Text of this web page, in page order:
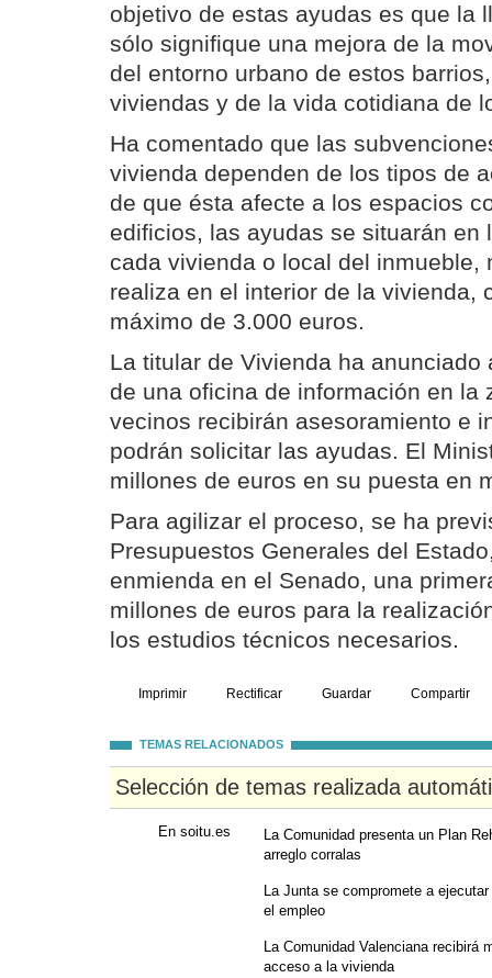
objetivo de estas ayudas es que la
sólo signifique una mejora de la
del entorno urbano de estos
viviendas y de la vida cotidiana de
Ha comentado que las
vivienda dependen de los tipos de
de que ésta afecte a los espacios
edificios, las ayudas se situarán en
cada vivienda o local del inmueble,
realiza en el interior de la vivienda,
máximo de 3.000 euros.
La titular de Vivienda ha anunciado
de una oficina de información en la
vecinos recibirán asesoramiento e
podrán solicitar las ayudas. El
millones de euros en su puesta en
Para agilizar el proceso, se ha
Presupuestos Generales del
enmienda en el Senado, una
millones de euros para la
los estudios técnicos necesarios.
Imprimir Rectificar Guardar Compartir
TEMAS RELACIONADOS
Selección de temas realizada
En soitu.es
La Comunidad presenta un Plan
arreglo corralas
La Junta se compromete a
el empleo
La Comunidad Valenciana recibirá
acceso a la vivienda